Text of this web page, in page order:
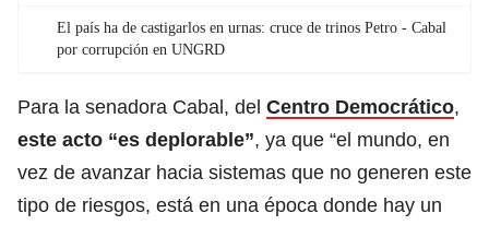
El país ha de castigarlos en urnas: cruce de trinos Petro - Cabal
por corrupción en UNGRD
Para la senadora Cabal, del Centro Democrático,
este acto “es deplorable”, ya que “el mundo, en
vez de avanzar hacia sistemas que no generen este
tipo de riesgos, está en una época donde hay un